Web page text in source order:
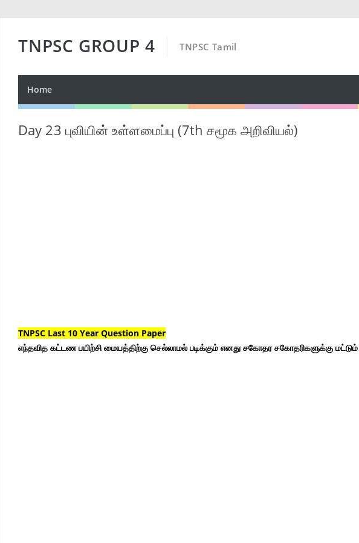
TNPSC GROUP 4 TNPSC Tamil
Home
Day 23 புவியின் உள்ளமைப்பு (7th சமூக அறிவியல்)
TNPSC Last 10 Year Question Paper
எந்தவித கட்டண பயிற்சி மையத்திற்கு செல்லாமல் படிக்கும் எனது சகோதர சகோதரிகளுக்கு மட்டும்